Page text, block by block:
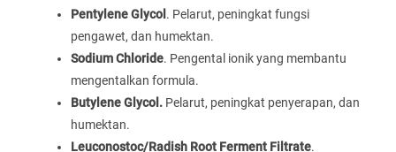
Pentylene Glycol . Pelarut, peningkat fungsi
pengawet, dan humektan.
Sodium Chloride. Pengental ionik yang membantu
mengentalkan formula.
Butylene Glycol. Pelarut, peningkat penyerapan, dan
humektan.
Leuconostoc/Radish Root Ferment Filtrate.